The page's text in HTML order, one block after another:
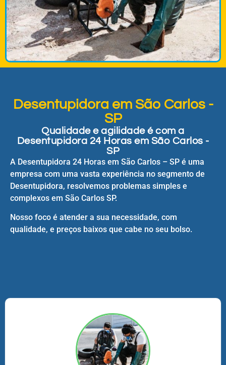
Desentupidora em São Carlos -
SP
Qualidade e agilidade é com a
Desentupidora 24 Horas em São Carlos -
SP
A Desentupidora 24 Horas em São Carlos – SP é uma
empresa com uma vasta experiência no segmento de
Desentupidora, resolvemos problemas simples e
complexos em São Carlos SP.
Nosso foco é atender a sua necessidade, com
qualidade, e preços baixos que cabe no seu bolso.